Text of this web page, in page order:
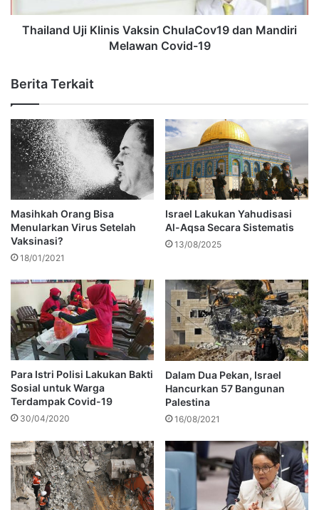
Thailand Uji Klinis Vaksin ChulaCov19 dan Mandiri
Melawan Covid-19
Berita Terkait
Masihkah Orang Bisa
Menularkan Virus Setelah
Vaksinasi?
18/01/2021
Israel Lakukan Yahudisasi
Al-Aqsa Secara Sistematis
13/08/2025
Para Istri Polisi Lakukan Bakti
Sosial untuk Warga
Terdampak Covid-19
30/04/2020
Dalam Dua Pekan, Israel
Hancurkan 57 Bangunan
Palestina
16/08/2021